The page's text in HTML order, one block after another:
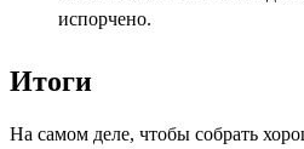
испорчено.
Итоги
На самом деле, чтобы собрать